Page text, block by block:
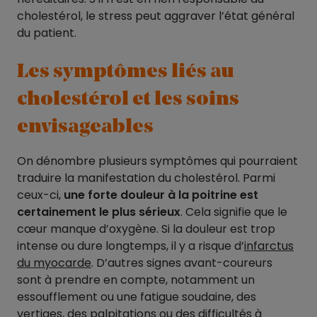
cholestérol, le stress peut aggraver l’état général
du patient.
Les symptômes liés au
cholestérol et les soins
envisageables
On dénombre plusieurs symptômes qui pourraient
traduire la manifestation du cholestérol. Parmi
ceux-ci, une forte douleur à la poitrine est
certainement le plus sérieux. Cela signifie que le
cœur manque d’oxygène. Si la douleur est trop
intense ou dure longtemps, il y a risque d’infarctus
du myocarde. D’autres signes avant-coureurs
sont à prendre en compte, notamment un
essoufflement ou une fatigue soudaine, des
vertiges, des palpitations ou des difficultés à